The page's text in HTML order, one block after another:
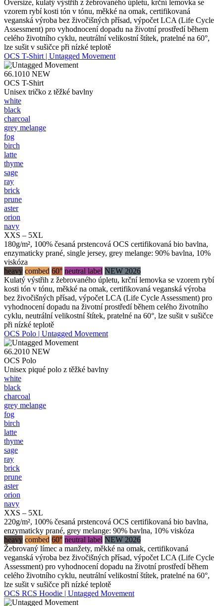
Oversize, kulatý výstřih z žebrovaného úpletu, krční lemovka se
vzorem rybí kosti tón v tónu, měkké na omak, certifikovaná
veganská výroba bez živočišných přísad, výpočet LCA (Life Cycle
Assessment) pro vyhodnocení dopadu na životní prostředí během
celého životního cyklu, neutrální velikostní štítek, pratelné na 60°,
lze sušit v sušičce při nízké teplotě
OCS T-Shirt | Untagged Movement
66.1010 NEW
OCS T-Shirt
Unisex tričko z těžké bavlny
white
black
charcoal
grey melange
fog
birch
latte
thyme
sage
ray
brick
prune
aster
orion
navy
XXS – 5XL
180g/m², 100% česaná prstencová OCS certifikovaná bio bavlna,
enzymaticky prané, single jersey, grey melange: 90% bavlna, 10%
viskóza
heavy combed 60° neutral label NEW 2026
Kulatý výstřih z žebrovaného úpletu, krční lemovka se vzorem rybí
kosti tón v tónu, měkké na omak, certifikovaná veganská výroba
bez živočišných přísad, výpočet LCA (Life Cycle Assessment) pro
vyhodnocení dopadu na životní prostředí během celého životního
cyklu, neutrální velikostní štítek, pratelné na 60°, lze sušit v sušičce
při nízké teplotě
OCS Polo | Untagged Movement
66.2010 NEW
OCS Polo
Unisex piqué polo z těžké bavlny
white
black
charcoal
grey melange
fog
birch
latte
thyme
sage
ray
brick
prune
aster
orion
navy
XXS – 5XL
220g/m², 100% česaná prstencová OCS certifikovaná bio bavlna,
enzymaticky prané, grey melange: 90% bavlna, 10% viskóza
heavy combed 60° neutral label NEW 2026
Žebrovaný límec a manžety, měkké na omak, certifikovaná
veganská výroba bez živočišných přísad, výpočet LCA (Life Cycle
Assessment) pro vyhodnocení dopadu na životní prostředí během
celého životního cyklu, neutrální velikostní štítek, pratelné na 60°,
lze sušit v sušičce při nízké teplotě
OCS RCS Hoodie | Untagged Movement